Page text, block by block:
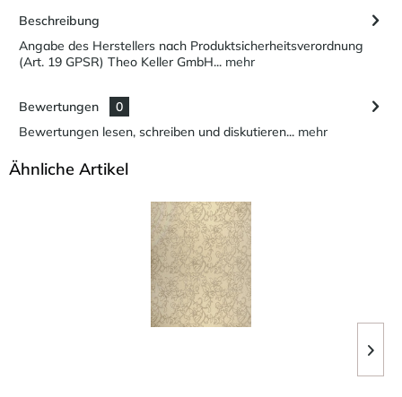
Beschreibung
Angabe des Herstellers nach Produktsicherheitsverordnung
(Art. 19 GPSR) Theo Keller GmbH... mehr
Bewertungen
0
Bewertungen lesen, schreiben und diskutieren... mehr
Ähnliche Artikel